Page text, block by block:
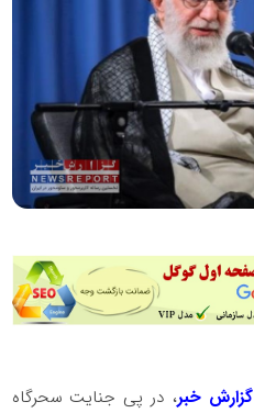
گزارش خبر، در پی جنایت سحرگاه